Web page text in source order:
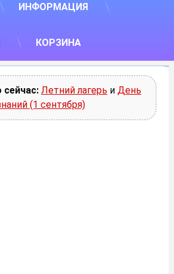
ИНФОРМАЦИЯ
КОРЗИНА
сейчас: Летний лагерь и День
(1 сентября)